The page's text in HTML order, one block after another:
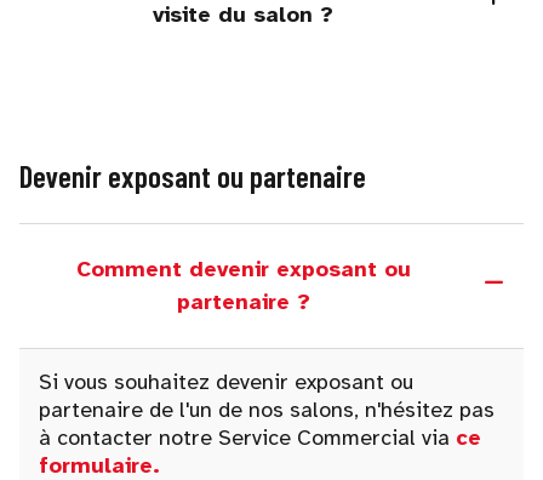
visite du salon ?
Devenir exposant ou partenaire
Comment devenir exposant ou
partenaire ?
Si vous souhaitez devenir exposant ou
partenaire de l'un de nos salons, n'hésitez pas
à contacter notre Service Commercial via ce
formulaire.